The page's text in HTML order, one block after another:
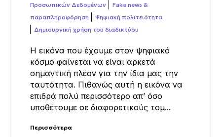
Προσωπικών Δεδομένων
Fake news &
παραπληροφόρηση
Ψηφιακή πολιτειότητα
Δημιουργική χρήση του διαδικτύου
Η εικόνα που έχουμε στον ψηφιακό
κόσμο φαίνεται να είναι αρκετά
σημαντική πλέον για την ίδια μας την
ταυτότητα. Πιθανώς αυτή η εικόνα να
επιδρά πολύ περισσότερο απ’ όσο
υποθέτουμε σε διαφορετικούς τομ...
Περισσότερα